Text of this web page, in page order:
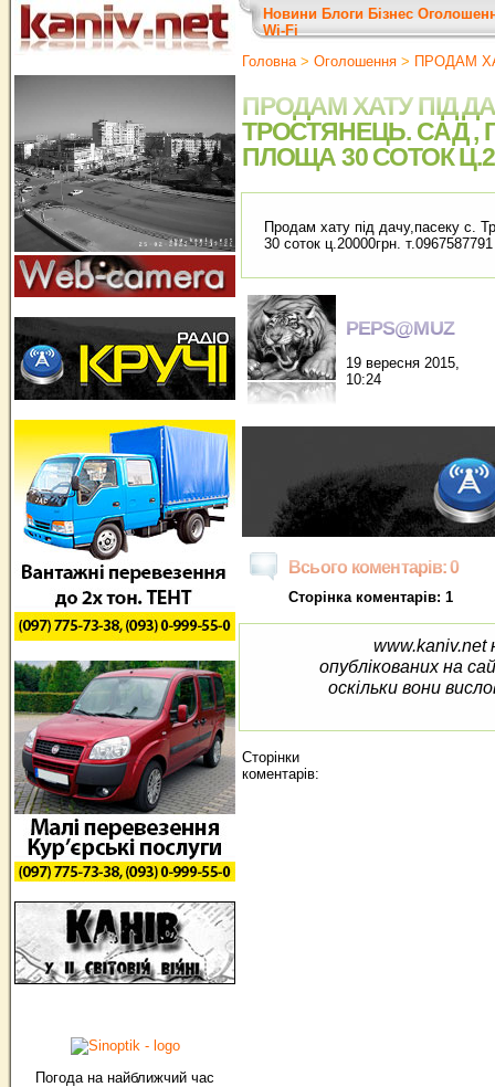
Погода на найближчий час
Новини Блоги Бізнес
Wi-Fi
Головна> Оголошення > ПРОДАМ
ПРОДАМ ХАТУ ПІД
ТРОСТЯНЕЦЬ. САД ,
ПЛОЩА 30 СОТОК
Продам хату під дачу,пасеку с.
30 соток ц.20000грн. т.0967587791
PEPS@MUZ
19 вересня 2015,
10:24
Всього коментарів: 0
Сторінка коментарів: 1
www.kaniv.net
опублікованих на
оскільки вони
Сторінки
коментарів: